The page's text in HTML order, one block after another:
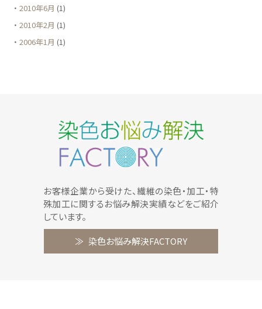
2010年6月 (1)
2010年2月 (1)
2006年1月 (1)
お客様企業から受けた、繊維の染色・加工・特
殊加工に関するお悩み解決実績などをご紹介
しています。
染色お悩み解決FACTORY